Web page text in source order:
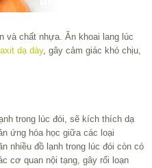
và chất nhựa. Ăn khoai lang lúc
axit dạ dày, gây cảm giác khó chịu,
trong lúc đói, sẽ kích thích dạ
ứng hóa học giữa các loại
nhiều đồ lạnh trong lúc đói còn có
cơ quan nội tạng, gây rối loạn